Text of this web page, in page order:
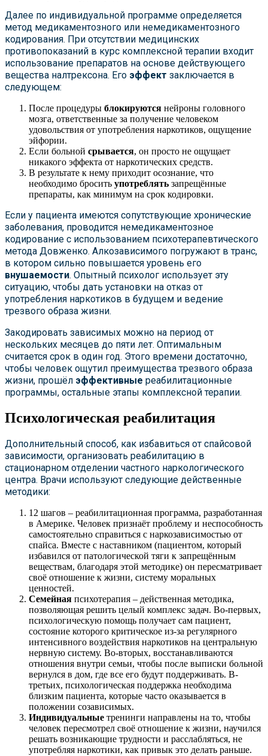
Далее по индивидуальной программе определяется
метод медикаментозного или немедикаментозного
кодирования. При отсутствии медицинских
противопоказаний в курс комплексной терапии входит
использование препаратов на основе действующего
вещества налтрексона. Его эффект заключается в
следующем:
После процедуры блокируются нейроны головного
мозга, ответственные за получение человеком
удовольствия от употребления наркотиков, ощущение
эйфории.
Если больной срывается, он просто не ощущает
никакого эффекта от наркотических средств.
В результате к нему приходит осознание, что
необходимо бросить употреблять запрещённые
препараты, как минимум на срок кодировки.
Если у пациента имеются сопутствующие хронические
заболевания, проводится немедикаментозное
кодирование с использованием психотерапевтического
метода Довженко. Алкозависимого погружают в транс,
в котором сильно повышается уровень его
внушаемости. Опытный психолог использует эту
ситуацию, чтобы дать установки на отказ от
употребления наркотиков в будущем и ведение
трезвого образа жизни.
Закодировать зависимых можно на период от
нескольких месяцев до пяти лет. Оптимальным
считается срок в один год. Этого времени достаточно,
чтобы человек ощутил преимущества трезвого образа
жизни, прошёл эффективные реабилитационные
программы, остальные этапы комплексной терапии.
Психологическая реабилитация
Дополнительный способ, как избавиться от спайсовой
зависимости, организовать реабилитацию в
стационарном отделении частного наркологического
центра. Врачи используют следующие действенные
методики:
12 шагов – реабилитационная программа, разработанная
в Америке. Человек признаёт проблему и неспособность
самостоятельно справиться с наркозависимостью от
спайса. Вместе с наставником (пациентом, который
избавился от патологической тяги к запрещённым
веществам, благодаря этой методике) он пересматривает
своё отношение к жизни, систему моральных
ценностей.
Семейная психотерапия – действенная методика,
позволяющая решить целый комплекс задач. Во-первых,
психологическую помощь получает сам пациент,
состояние которого критическое из-за регулярного
интенсивного воздействия наркотиков на центральную
нервную систему. Во-вторых, восстанавливаются
отношения внутри семьи, чтобы после выписки больной
вернулся в дом, где все его будут поддерживать. В-
третьих, психологическая поддержка необходима
близким пациента, которые часто оказывается в
положении созависимых.
Индивидуальные тренинги направлены на то, чтобы
человек пересмотрел своё отношение к жизни, научился
решать возникающие трудности и расслабляться, не
употребляя наркотики, как привык это делать раньше.